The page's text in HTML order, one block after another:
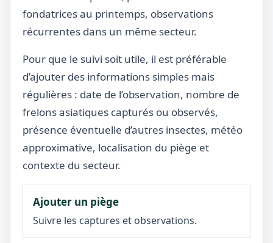
fondatrices au printemps, observations
récurrentes dans un même secteur.
Pour que le suivi soit utile, il est préférable
d’ajouter des informations simples mais
régulières : date de l’observation, nombre de
frelons asiatiques capturés ou observés,
présence éventuelle d’autres insectes, météo
approximative, localisation du piège et
contexte du secteur.
Ajouter un piège
Suivre les captures et observations.